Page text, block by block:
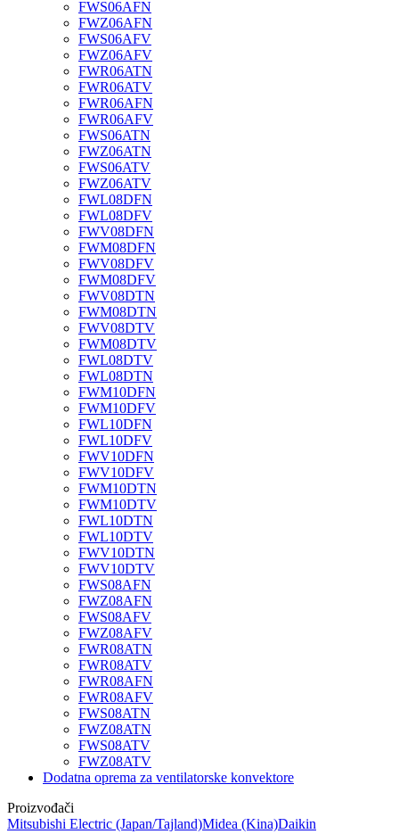
FWS06AFN
FWZ06AFN
FWS06AFV
FWZ06AFV
FWR06ATN
FWR06ATV
FWR06AFN
FWR06AFV
FWS06ATN
FWZ06ATN
FWS06ATV
FWZ06ATV
FWL08DFN
FWL08DFV
FWV08DFN
FWM08DFN
FWV08DFV
FWM08DFV
FWV08DTN
FWM08DTN
FWV08DTV
FWM08DTV
FWL08DTV
FWL08DTN
FWM10DFN
FWM10DFV
FWL10DFN
FWL10DFV
FWV10DFN
FWV10DFV
FWM10DTN
FWM10DTV
FWL10DTN
FWL10DTV
FWV10DTN
FWV10DTV
FWS08AFN
FWZ08AFN
FWS08AFV
FWZ08AFV
FWR08ATN
FWR08ATV
FWR08AFN
FWR08AFV
FWS08ATN
FWZ08ATN
FWS08ATV
FWZ08ATV
Dodatna oprema za ventilatorske konvektore
Proizvođači
Mitsubishi Electric (Japan/Tajland)Midea (Kina)Daikin